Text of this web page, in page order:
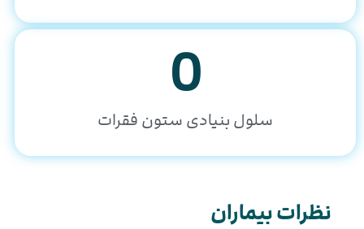
سلول بنیادی ستون فقرات
0
نظرات بیماران